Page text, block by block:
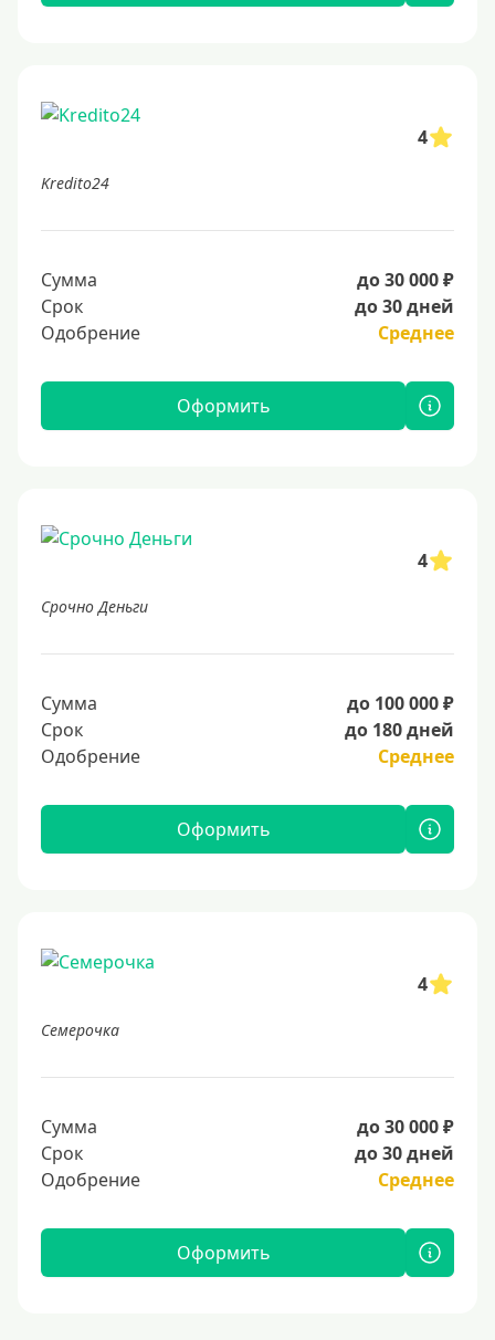
4
Kredito24
Сумма
до 30 000 ₽
Срок
до 30 дней
Одобрение
Среднее
Оформить
4
Срочно Деньги
Сумма
до 100 000 ₽
Срок
до 180 дней
Одобрение
Среднее
Оформить
4
Семерочка
Сумма
до 30 000 ₽
Срок
до 30 дней
Одобрение
Среднее
Оформить